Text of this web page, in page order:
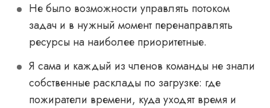
Не было возможности управлять потоком
задач и в нужный момент перенаправлять
ресурсы на наиболее приоритетные.
Я сама и каждый из членов команды не знали
собственные расклады по загрузке: где
пожиратели времени, куда уходят время и